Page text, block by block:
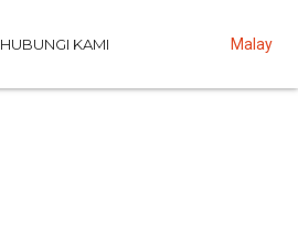
HUBUNGI KAMI Malay